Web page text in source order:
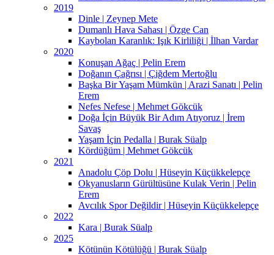
2019
Dinle | Zeynep Mete
Dumanlı Hava Sahası | Özge Can
Kaybolan Karanlık: Işık Kirliliği | İlhan Vardar
2020
Konuşan Ağaç | Pelin Erem
Doğanın Çağrısı | Çiğdem Mertoğlu
Başka Bir Yaşam Mümkün | Arazi Sanatı | Pelin
Erem
Nefes Nefese | Mehmet Gökcük
Doğa İçin Büyük Bir Adım Atıyoruz | İrem
Savaş
Yaşam İçin Pedalla | Burak Süalp
Kördüğüm | Mehmet Gökcük
2021
Anadolu Çöp Dolu | Hüseyin Küçükkelepçe
Okyanusların Gürültüsüne Kulak Verin | Pelin
Erem
Avcılık Spor Değildir | Hüseyin Küçükkelepçe
2022
Kara | Burak Süalp
2025
Kötünün Kötülüğü | Burak Süalp